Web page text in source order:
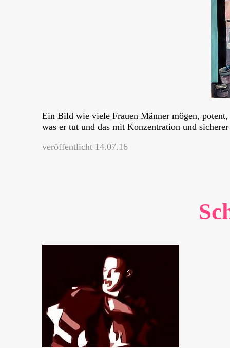
Ein Bild wie viele Frauen Männer mögen,
was er tut und das mit Konzentration und
veröffentlicht 14.07.16